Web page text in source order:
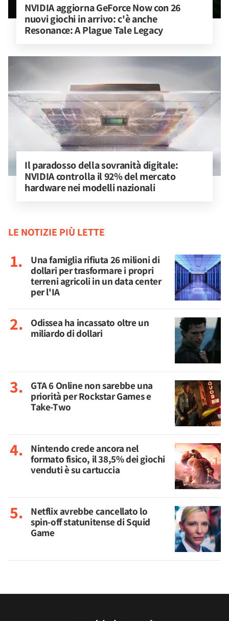
NVIDIA aggiorna GeForce Now con 26
nuovi giochi in arrivo: c'è anche
Resonance: A Plague Tale Legacy
Il paradosso della sovranità digitale:
NVIDIA controlla il 92% del mercato
hardware nei modelli nazionali
LE NOTIZIE PIÙ LETTE
Una famiglia rifiuta 26 milioni di
dollari per trasformare i propri
terreni agricoli in un data center
per l'IA
Odissea ha incassato oltre un
miliardo di dollari
GTA 6 Online non sarebbe una
priorità per Rockstar Games e
Take-Two
Nintendo crede ancora nel
formato fisico, il 38,5% dei giochi
venduti è su cartuccia
Netflix avrebbe cancellato lo
spin-off statunitense di Squid
Game